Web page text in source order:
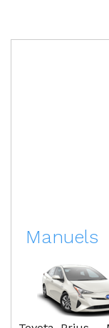
Manuels